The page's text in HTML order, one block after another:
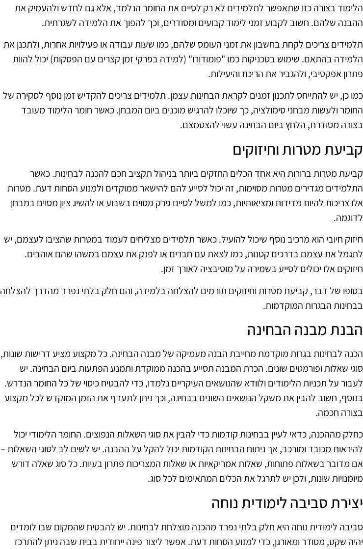
הלימוד בצורה כזו שתאפשר לתלמידים לא רק לסיים את החומר הנלמד, אלא גם לחדש ולהעמיק את
ההבנה שלהם. חשוב לקבוע זמני לימוד קבועים ומסודרים, וכך להפוך את הלמידה לשגרתית.
תלמידים צריכים לקחת בחשבון את זמני העומס שלהם, כמו שעות עבודה או פעילויות אחרות, ולתכנן את
הלמידה בהתאם. שימוש בטכניקות כמו "פומודורו" (למידה בפרקי זמן קצרים עם הפסקות) יכול להוות
פתרון אפקטיבי, ולהגביר את הריכוז והיעילות.
כמו כן, יש להתייחס לתכנון זמנים לקראת הבחינות עצמן. תלמידים צריכים להקדיש זמן נוסף לסקירה של
החומר ולעשות מבחני סימולציה, כך שיוכלו להרגיש מוכנים ביום המבחן. כאשר חומר הלימוד מעובד
בצורה מסודרת, הלחץ ביום הבחינה עשוי להצטמצם.
קביעת מטרות וחיזוקים
קביעת מטרות ברורות היא אחד הכלים החזקים ביותר בניהול תקציב חכם להכנה לבחינות. כאשר
התלמידים מגדירים מטרות מסוימות, זה יכול לסייע להם להישאר ממוקדים ולמנוע הסחות דעת. מטרות
אלו צריכות להיות מדידות ומציאותיות, כמו למשל לסיים פרק מסוים בשבוע או להשיג ציון מסוים במבחן
לדוגמה.
חיזוק חיובי הוא מרכיב נוסף שיכול להועיל. כאשר תלמידים מצליחים לעמוד במטרות שהציבו לעצמם, יש
לתגמל את עצמם בדרכים קטנות, כמו לצאת עם חברים או לפנק את עצמם במשהו שהם אוהבים.
חיזוקים אלו יכולים לסייע בשמירה על מוטיבציה לאורך זמן.
בסופו של דבר, קביעת מטרות וחיזוקים תורמים להצלחה בלמידה, והם חלק בלתי נפרד מהדרך להצלחה
בבחינות הבגרות המוקדמות.
הבנת מבנה הבחינה
הכנה לבחינות בגרות מוקדמת מחייבת הבנה מעמיקה של מבנה הבחינה. כל מקצוע מציע דרישות שונות,
סוגי שאלות ופורמטים שונים. הכרת המבנה תסייע בהכנה ממוקדת ותמנע הפתעות ביום הבחינה. יש
לעבור על תכניות הלימודים ולוודא שהנושאים העיקריים נלמדו, כדי להבטיח כיסוי של כל החומר הנדרש.
בנוסף, חשוב להבין את משקל הנושאים השונים בבחינה, וכך ניתן לתעדף את הזמן המוקדש לכל מקצוע
בצורה חכמה.
כחלק מההכנה, כדאי לעיין בבחינות קודמות כדי להבין את סוגי השאלות הנפוצים. החומר הלימודי יכול
להיראות מכובד ומורכב, אך ניתוח הבחינות הקודמות יכול להקל על ההבנה. יש לשים לב לסוגי השאלות –
אם מדובר בשאלות פתוחות, שאלות אמריקאיות או שאלות המצריכות פתרון בעיות. כל סוג שאלה דורש
מיומנויות שונות, ולכן יש לתרגל את הכלים המתאימים לכל סוג.
יצירת סביבה לימודית נוחה
סביבה לימודית נוחה היא חלק בלתי נפרד מהכנה מוצלחת לבחינות. יש להבטיח שהמקום שבו לומדים
יהיה שקט, מסודר ומאורגן, כדי למנוע הסחות דעת. אפשר ליצור פינה ייחודית בבית שבה ניתן להתרכז